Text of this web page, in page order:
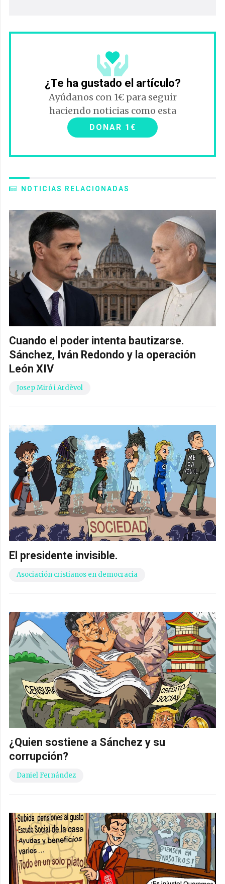
¿Te ha gustado el artículo?
Ayúdanos con 1€ para seguir
haciendo noticias como esta
DONAR 1€
NOTICIAS RELACIONADAS
Cuando el poder intenta bautizarse.
Sánchez, Iván Redondo y la operación
León XIV
Josep Miró i Ardèvol
El presidente invisible.
Asociación cristianos en democracia
¿Quien sostiene a Sánchez y su
corrupción?
Daniel Fernández